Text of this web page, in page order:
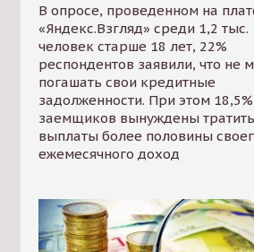
В опросе, проведенном на
«Яндекс.Взгляд» среди 1,2 тыс.
человек старше 18 лет, 22%
респондентов заявили, что не
погашать свои кредитные
задолженности. При этом 18,5%
заемщиков вынуждены
выплаты более половины
ежемесячного доход